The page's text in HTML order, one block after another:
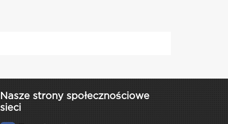
Nasze strony społecznościowe
sieci